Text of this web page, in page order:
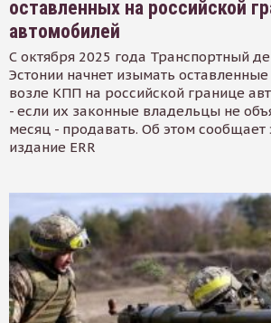
оставленных на российской
автомобилей
С октября 2025 года Транспортный
Эстонии начнет изымать
возле КПП на российской границе
- если их законные владельцы не
месяц - продавать. Об этом сообщает
издание ERR